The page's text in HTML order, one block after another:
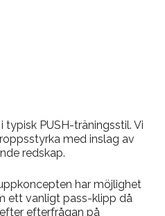
typisk PUSH-träningsstil. Vi
med inslag av
redskap.
har möjlighet
ett vanligt pass-klipp då
efterfrågan på